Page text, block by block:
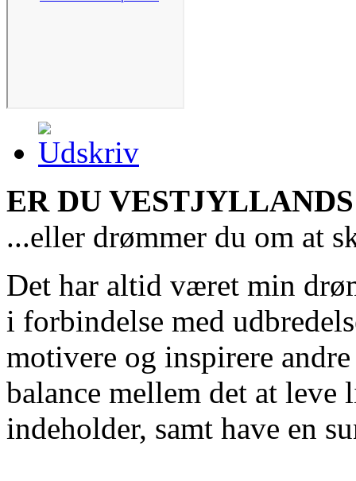
ER DU
...eller drømmer du om at
Det har altid været min
i forbindelse med
motivere og inspirere
balance mellem det at leve
indeholder, samt have en